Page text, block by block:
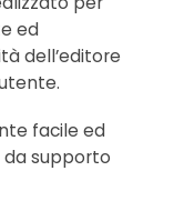
ed
dell’editore
facile ed
supporto